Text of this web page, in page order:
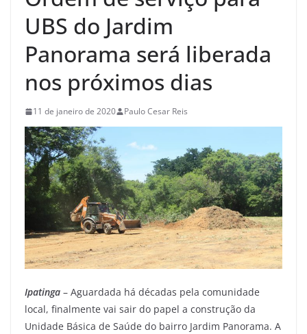
UBS do Jardim
Panorama será liberada
nos próximos dias
11 de janeiro de 2020 Paulo Cesar Reis
Ipatinga – Aguardada há décadas pela comunidade
local, finalmente vai sair do papel a construção da
Unidade Básica de Saúde do bairro Jardim Panorama. A